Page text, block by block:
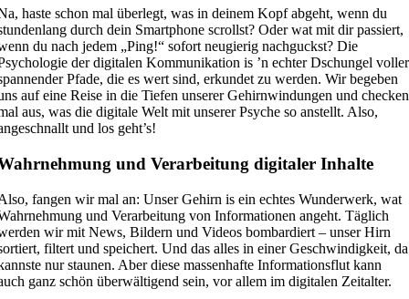
haste schon mal überlegt, was in deinem Kopf abgeht, wenn du
durch dein Smartphone scrollst? Oder wat mit dir passiert,
du nach jedem „Ping!“ sofort neugierig nachguckst? Die
der digitalen Kommunikation is ’n echter Dschungel voller
Pfade, die es wert sind, erkundet zu werden. Wir begeben
auf eine Reise in die Tiefen unserer Gehirnwindungen und checken
aus, was die digitale Welt mit unserer Psyche so anstellt. Also,
und los geht’s!
und Verarbeitung digitaler Inhalte
fangen wir mal an: Unser Gehirn is ein echtes Wunderwerk, wat
und Verarbeitung von Informationen angeht. Täglich
wir mit News, Bildern und Videos bombardiert – unser Hirn
filtert und speichert. Und das alles in einer Geschwindigkeit, da
nur staunen. Aber diese massenhafte Informationsflut kann
ganz schön überwältigend sein, vor allem im digitalen Zeitalter.